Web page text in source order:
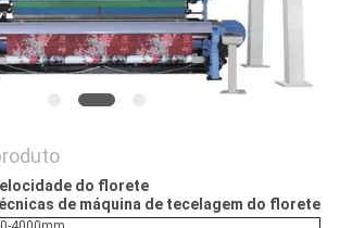
do florete
de máquina de tecelagem do florete